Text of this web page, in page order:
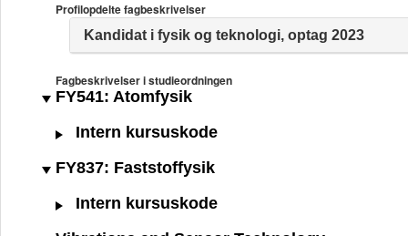
Profilopdelte fagbeskrivelser
Kandidat i fysik og teknologi, optag 2023
Fagbeskrivelser i studieordningen
FY541: Atomfysik
Intern kursuskode
FY837: Faststoffysik
Intern kursuskode